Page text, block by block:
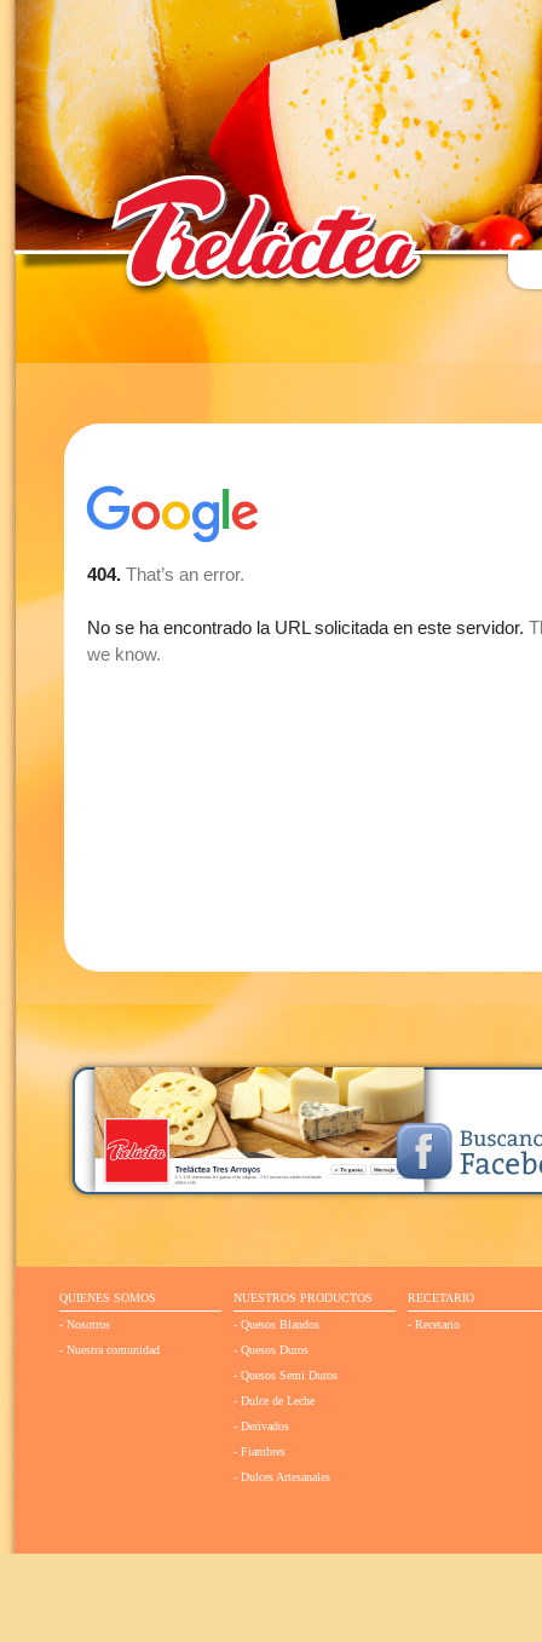
QUIENES SOMOS
- Nosotros
- Nuestra comunidad
NUESTROS PRODUCTOS
- Quesos Blandos
- Quesos Duros
- Quesos Semi Duros
- Dulce de Leche
- Derivados
- Fiambres
- Dulces Artesanales
RECETARIO
- Recetario